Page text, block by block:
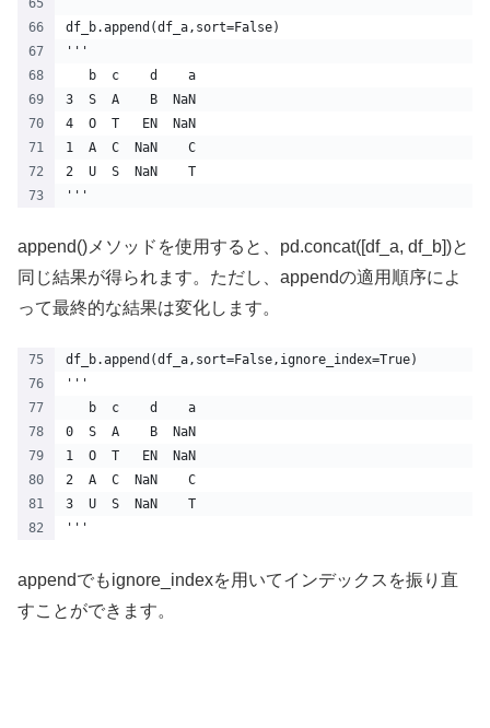
df_b.append(df_a,sort=False)
'''
   b  c    d    a
3  S  A    B  NaN
4  O  T   EN  NaN
1  A  C  NaN    C
2  U  S  NaN    T
'''
append()メソッドを使用すると、pd.concat([df_a, df_b])と
同じ結果が得られます。ただし、appendの適用順序によ
って最終的な結果は変化します。
df_b.append(df_a,sort=False,ignore_index=True)
'''
   b  c    d    a
0  S  A    B  NaN
1  O  T   EN  NaN
2  A  C  NaN    C
3  U  S  NaN    T
'''
appendでもignore_indexを用いてインデックスを振り直
すことができます。